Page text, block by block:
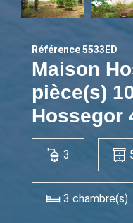
Référence 5533ED
Maison
pièce(s)
Hossegor
3
3 chambre(s)